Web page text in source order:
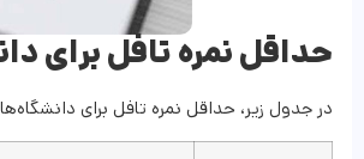
حداقل نمره تافل برای
در جدول زیر، حداقل نمره تافل برای